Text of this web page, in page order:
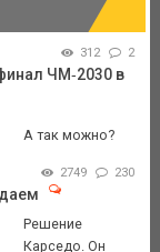
312 2
ЧМ‑2030 в
А так можно?
2749 230
Решение
Карседо. Он